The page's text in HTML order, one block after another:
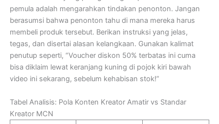
pemula adalah mengarahkan tindakan penonton. Jangan
berasumsi bahwa penonton tahu di mana mereka harus
membeli produk tersebut. Berikan instruksi yang jelas,
tegas, dan disertai alasan kelangkaan. Gunakan kalimat
penutup seperti, “Voucher diskon 50% terbatas ini cuma
bisa diklaim lewat keranjang kuning di pojok kiri bawah
video ini sekarang, sebelum kehabisan stok!”
Tabel Analisis: Pola Konten Kreator Amatir vs Standar
Kreator MCN